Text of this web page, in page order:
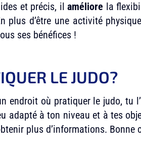
et précis, ilaméliore la
plus d’être une activité
ses bénéfices !
LE JUDO?
endroit où pratiquer le judo, tu
adapté à ton niveau et à tes
plus d’informations. Bonne